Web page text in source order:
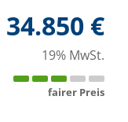
34.850 €
19% MwSt.
fairer Preis